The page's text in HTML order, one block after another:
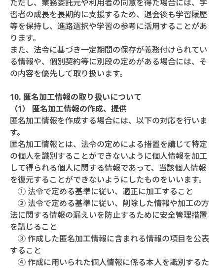
ただし、業務委託元や利用者の同意を得た場合には、学
習者の成長を長期的に支援するため、退会後も学習履歴
等を保持し、進路選択や学習の参考に活用することがあ
ります。
また、法令に基づき一定期間の保存が義務付けられてい
る情報や、個別契約等に別段の定めがある場合には、そ
の内容を優先して取り扱います。
10. 匿名加工情報の取り扱いについて
（1） 匿名加工情報の作成、提供
匿名加工情報を作成する場合には、以下の対応を行いま
す。
匿名加工情報とは、法令の定めによる措置を講じて特定
の個人を識別することができないように個人情報を加工
して得られる個人に関する情報であって、当該個人情報
を復元することができないようにしたものをいいます。
① 法令で定める基準に従い、適正に加工すること
② 法令で定める基準に従い、削除した情報や加工の方
法に関する情報の漏えいを防止するために安全管理措置
を講じること
③ 作成した匿名加工情報に含まれる情報の項目を公表
すること
④ 作成に用いられた個人情報に係る本人を識別するた